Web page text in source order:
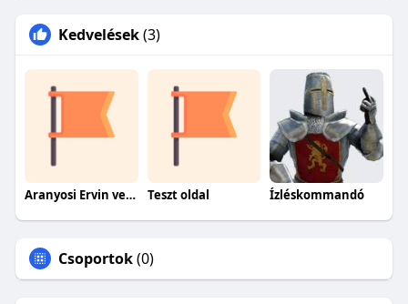
Kedvelések(3)
Aranyosi Ervin versei Teszt oldal Ízléskommandó
Csoportok(0)